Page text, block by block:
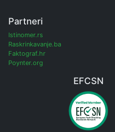
Partneri
Istinomer.rs
Raskrinkavanje.ba
Faktograf.hr
Poynter.org
EFCSN